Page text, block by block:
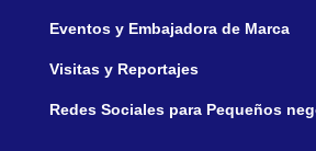
Eventos y Embajadora de Marca
Visitas y Reportajes
Redes Sociales para Pequeños